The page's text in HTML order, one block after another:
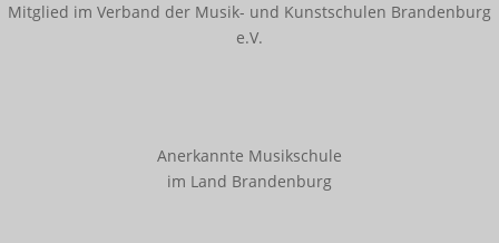
Mitglied im Verband der Musik- und Kunstschulen Brandenburg
e.V.
Anerkannte Musikschule
im Land Brandenburg